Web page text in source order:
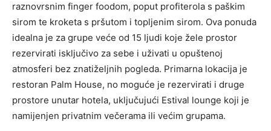
raznovrsnim finger foodom, poput profiterola s paškim
sirom te kroketa s pršutom i topljenim sirom. Ova ponuda
idealna je za grupe veće od 15 ljudi koje žele prostor
rezervirati isključivo za sebe i uživati u opuštenoj
atmosferi bez znatiželjnih pogleda. Primarna lokacija je
restoran Palm House, no moguće je rezervirati i druge
prostore unutar hotela, uključujući Estival lounge koji je
namijenjen privatnim večerama ili većim grupama.